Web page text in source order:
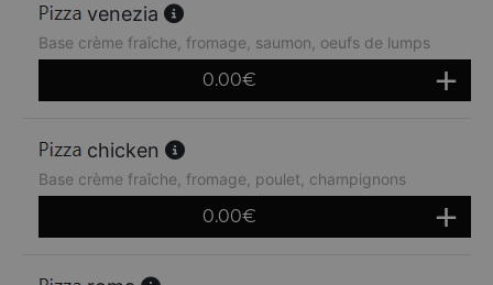
venezia
Base crème fraîche, fromage, saumon, oeufs de lumps
0.00€
chicken
Base crème fraîche, fromage, poulet, champignons
0.00€